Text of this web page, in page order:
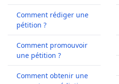
Comment rédiger une
pétition ?
Comment promouvoir
une pétition ?
Comment obtenir une